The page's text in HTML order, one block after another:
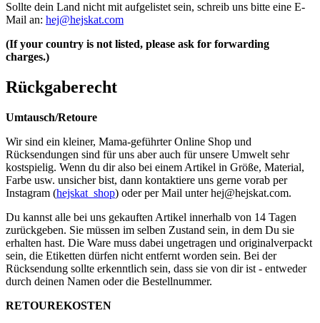
Sollte dein Land nicht mit aufgelistet sein, schreib uns bitte eine E-
Mail an: hej@hejskat.com
(If your country is not listed, please ask for forwarding
charges.)
Rückgaberecht
Umtausch/Retoure
Wir sind ein kleiner, Mama-geführter Online Shop und
Rücksendungen sind für uns aber auch für unsere Umwelt sehr
kostspielig. Wenn du dir also bei einem Artikel in Größe, Material,
Farbe usw. unsicher bist, dann kontaktiere uns gerne vorab per
Instagram (hejskat_shop) oder per Mail unterhej@hejskat.com.
Du kannst alle bei uns gekauften Artikel innerhalb von 14 Tagen
zurückgeben. Sie müssen im selben Zustand sein, in dem Du sie
erhalten hast. Die Ware muss dabei ungetragen und originalverpackt
sein, die Etiketten dürfen nicht entfernt worden sein. Bei der
Rücksendung sollte erkenntlich sein, dass sie von dir ist - entweder
durch deinen Namen oder die Bestellnummer.
RETOUREKOSTEN